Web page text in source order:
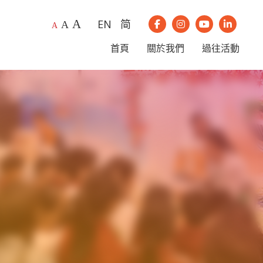
A A A EN 简 我們的Facebook
我們的Instagram
我們的我們的
首頁 關於我們 過往活動